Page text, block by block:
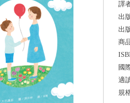
譯
出
出
商
國
適
規